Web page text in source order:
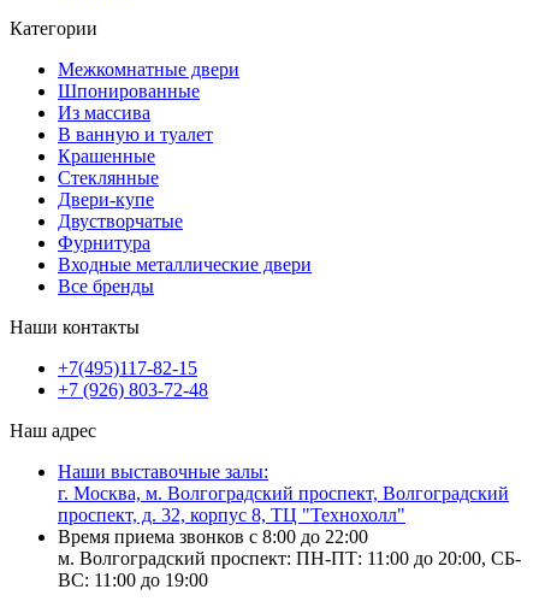
Категории
Межкомнатные двери
Шпонированные
Из массива
В ванную и туалет
Крашенные
Стеклянные
Двери-купе
Двустворчатые
Фурнитура
Входные металлические двери
Все бренды
Наши контакты
+7(495)117-82-15
+7 (926) 803-72-48
Наш адрес
Наши выставочные залы:
г. Москва, м. Волгоградский проспект, Волгоградский
проспект, д. 32, корпус 8, ТЦ "Технохолл"
Время приема звонков с 8:00 до 22:00
м. Волгоградский проспект: ПН-ПТ: 11:00 до 20:00, СБ-
ВС: 11:00 до 19:00